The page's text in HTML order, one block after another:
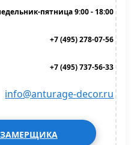
пятница 9:00 - 18:00
+7 (495) 278-07-56
+7 (495) 737-56-33
info@anturage-decor.ru
ЗАМЕРЩИКА